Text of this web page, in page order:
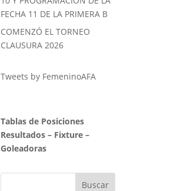
FECHA 11 DE LA PRIMERA B
COMENZÓ EL TORNEO
CLAUSURA 2026
Tweets by FemeninoAFA
Tablas de Posiciones
Resultados – Fixture –
Goleadoras